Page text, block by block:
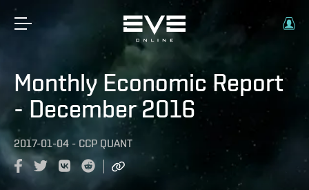
Monthly Economic Report
- December 2016
2017-01-04 - CCP QUANT